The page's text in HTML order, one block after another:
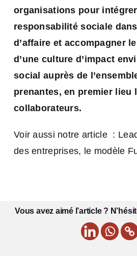
organisations pour
responsabilité sociale
d’affaire et accompagner
d’une culture d’impact
social auprès de
prenantes, en premier lieu
collaborateurs.
Voir aussi notre article :
des entreprises, le modèle
Vous avez aimé l’article ?